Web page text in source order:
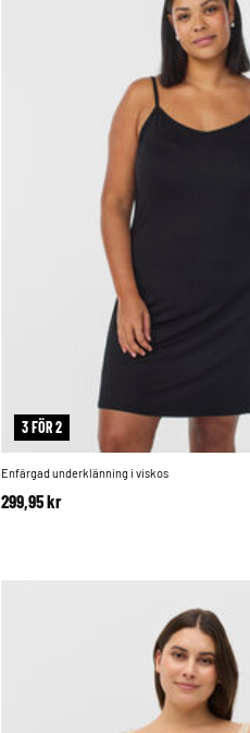
3 FÖR 2
Enfärgad underklänning i viskos
299,95 kr